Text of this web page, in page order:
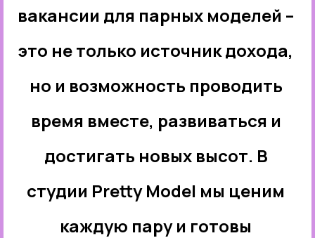
вакансии для парных моделей –
это не только источник дохода,
но и возможность проводить
время вместе, развиваться и
достигать новых высот. В
студии Pretty Model мы ценим
каждую пару и готовы